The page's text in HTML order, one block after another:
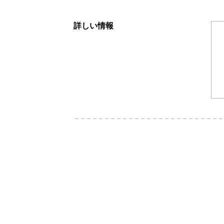
詳しい情報